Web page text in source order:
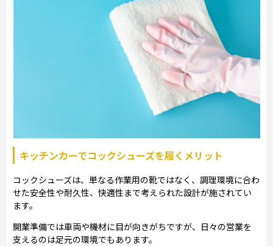
キッチンカーでコックシューズを履くメリット
コックシューズは、単なる作業用の靴ではなく、調理環境に合わ
せた安全性や耐久性、快適性まで考えられた設計が施されてい
ます。
開業準備では車両や機材に目が向きがちですが、日々の営業を
支えるのは足元の環境でもあります。